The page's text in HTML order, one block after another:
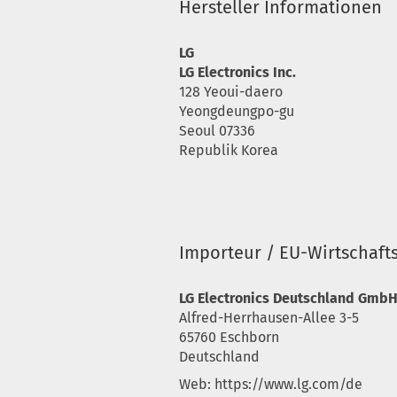
Hersteller Informationen
LG
LG Electronics Inc.
128 Yeoui-daero
Yeongdeungpo-gu
Seoul 07336
Republik Korea
Importeur / EU-
LG Electronics Deutschland GmbH
Alfred-Herrhausen-Allee 3-5
65760 Eschborn
Deutschland
Web: https://www.lg.com/de